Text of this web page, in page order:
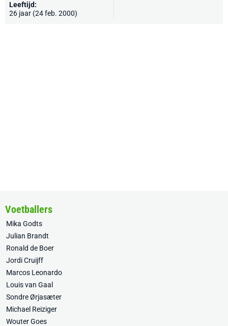
Leeftijd:
26 jaar (24 feb. 2000)
Voetballers
Mika Godts
Julian Brandt
Ronald de Boer
Jordi Cruijff
Marcos Leonardo
Louis van Gaal
Sondre Ørjasæter
Michael Reiziger
Wouter Goes